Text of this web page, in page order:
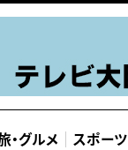
・グルメ スポーツ